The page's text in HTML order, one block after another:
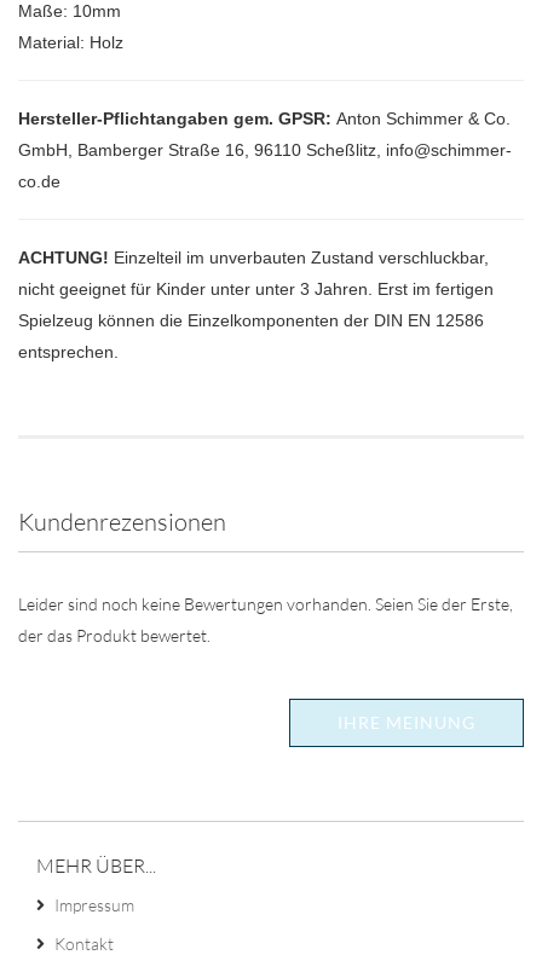
Maße: 10mm
Material: Holz
Hersteller-Pflichtangaben gem. GPSR: Anton Schimmer & Co.
GmbH, Bamberger Straße 16, 96110 Scheßlitz, info@schimmer-
co.de
ACHTUNG! Einzelteil im unverbauten Zustand verschluckbar,
nicht geeignet für Kinder unter unter 3 Jahren. Erst im fertigen
Spielzeug können die Einzelkomponenten der DIN EN 12586
entsprechen.
Kundenrezensionen
Leider sind noch keine Bewertungen vorhanden. Seien Sie der Erste,
der das Produkt bewertet.
IHRE MEINUNG
MEHR ÜBER...
Impressum
Kontakt